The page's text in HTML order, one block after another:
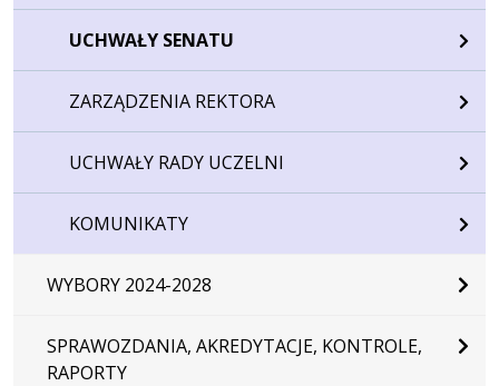
UCHWAŁY SENATU
ZARZĄDZENIA REKTORA
UCHWAŁY RADY UCZELNI
KOMUNIKATY
WYBORY 2024-2028
SPRAWOZDANIA, AKREDYTACJE, KONTROLE,
RAPORTY